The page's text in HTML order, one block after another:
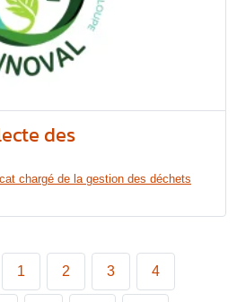
des
chargé de la gestion des déchets
1 2 3 4